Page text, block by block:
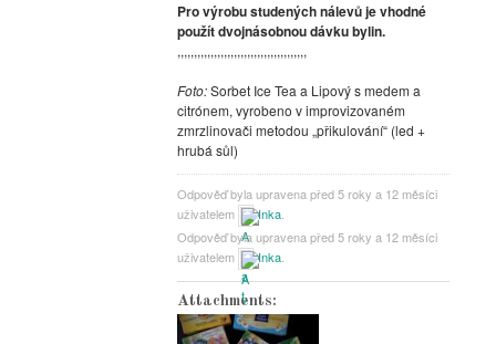
Pro výrobu studených nálevů je vhodné
použít dvojnásobnou dávku bylin.
,,,,,,,,,,,,,,,,,,,,,,,,,,,,,,,,,,,,,,,
Foto:Sorbet Ice Tea a Lipový s medem a
citrónem, vyrobeno v improvizovaném
zmrzlinovači metodou „přikulování“ (led +
hrubá sůl)
Odpověď byla upravena před 5 roky a 12 měsíci
uživatelem
Inka
Odpověď byla upravena před 5 roky a 12 měsíci
uživatelem
Inka
Attachments: